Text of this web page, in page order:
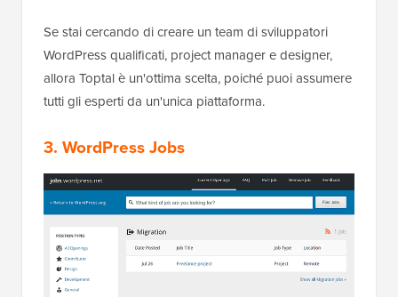
Se stai cercando di creare un team di sviluppatori
WordPress qualificati, project manager e designer,
allora Toptal è un'ottima scelta, poiché puoi assumere
tutti gli esperti da un'unica piattaforma.
3. WordPress Jobs